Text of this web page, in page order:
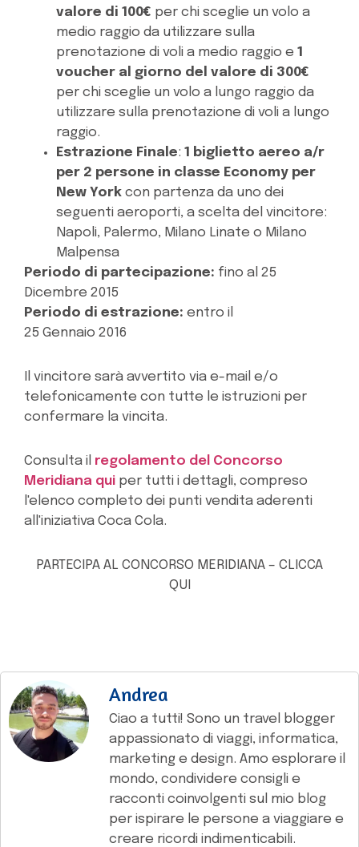
valore di 100€ per chi sceglie un volo a
medio raggio da utilizzare sulla
prenotazione di voli a medio raggio e 1
voucher al giorno del valore di 300€
per chi sceglie un volo a lungo raggio da
utilizzare sulla prenotazione di voli a lungo
raggio.
Estrazione Finale: 1 biglietto aereo a/r
per 2 persone in classe Economy per
New York con partenza da uno dei
seguenti aeroporti, a scelta del vincitore:
Napoli, Palermo, Milano Linate o Milano
Malpensa
Periodo di partecipazione: fino al 25
Dicembre 2015
Periodo di estrazione: entro il
25 Gennaio 2016
Il vincitore sarà avvertito via e-mail e/o
telefonicamente con tutte le istruzioni per
confermare la vincita.
Consulta il regolamento del Concorso
Meridiana qui per tutti i dettagli, compreso
l'elenco completo dei punti vendita aderenti
all'iniziativa Coca Cola.
PARTECIPA AL CONCORSO MERIDIANA – CLICCA
QUI
Andrea
Ciao a tutti! Sono un travel blogger
appassionato di viaggi, informatica,
marketing e design. Amo esplorare il
mondo, condividere consigli e
racconti coinvolgenti sul mio blog
per ispirare le persone a viaggiare e
creare ricordi indimenticabili.